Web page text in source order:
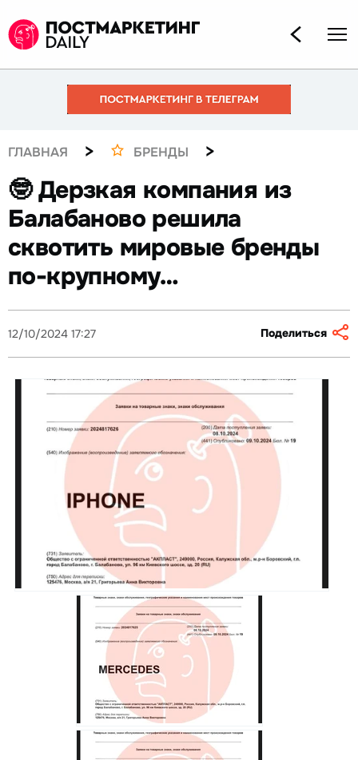
ГЛАВНАЯ > БРЕНДЫ >
🤓 Дерзкая компания из
Балабаново решила
сквотить мировые бренды
по-крупному…
12/10/2024 17:27 Поделиться